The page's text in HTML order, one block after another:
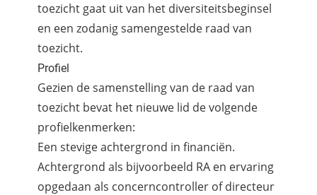
toezicht gaat uit van het diversiteitsbeginsel
en een zodanig samengestelde raad van
toezicht.
Profiel
Gezien de samenstelling van de raad van
toezicht bevat het nieuwe lid de volgende
profielkenmerken:
Een stevige achtergrond in financiën.
Achtergrond als bijvoorbeeld RA en ervaring
opgedaan als concerncontroller of directeur